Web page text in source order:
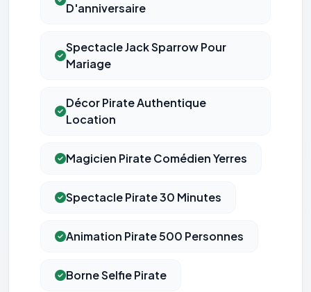
D'anniversaire
Spectacle Jack Sparrow Pour
Mariage
Décor Pirate Authentique
Location
Magicien Pirate Comédien Yerres
Spectacle Pirate 30 Minutes
Animation Pirate 500 Personnes
Borne Selfie Pirate